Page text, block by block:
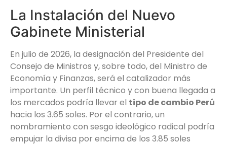
La Instalación del Nuevo
Gabinete Ministerial
En julio de 2026, la designación del Presidente del
Consejo de Ministros y, sobre todo, del Ministro de
Economía y Finanzas, será el catalizador más
importante. Un perfil técnico y con buena llegada a
los mercados podría llevar el tipo de cambio Perú
hacia los 3.65 soles. Por el contrario, un
nombramiento con sesgo ideológico radical podría
empujar la divisa por encima de los 3.85 soles